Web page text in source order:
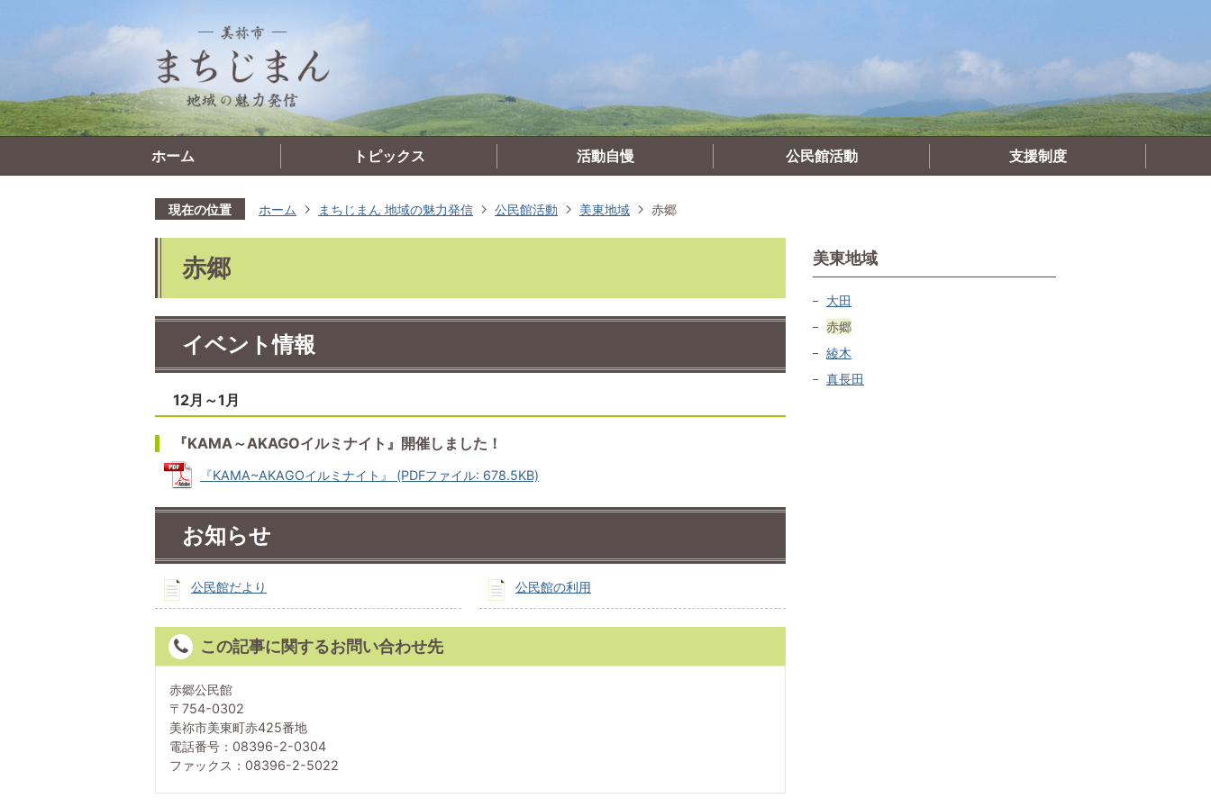
ホーム トピックス 活動自慢 公民館活動 支援制度
現在の位置 ホーム まちじまん 地域の魅力発信 公民館活動 美東地域 赤郷
赤郷
イベント情報
12月～1月
『KAMA～AKAGOイルミナイト』開催しました！
『KAMA~AKAGOイルミナイト』 (PDFファイル: 678.5KB)
お知らせ
公民館だより 公民館の利用
この記事に関するお問い合わせ先
赤郷公民館
〒754-0302
美祢市美東町赤425番地
電話番号：08396-2-0304
ファックス：08396-2-5022
美東地域
大田
赤郷
綾木
真長田